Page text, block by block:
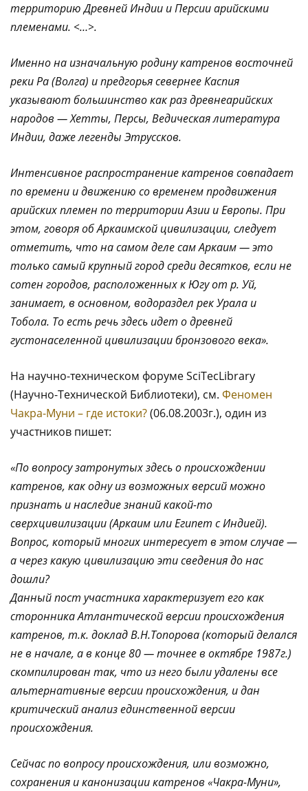
территорию Древней Индии и Персии арийскими
племенами. <…>.
Именно на изначальную родину катренов восточней
реки Ра (Волга) и предгорья севернее Каспия
указывают большинство как раз древнеарийских
народов — Хетты, Персы, Ведическая литература
Индии, даже легенды Этруссков.
Интенсивное распространение катренов совпадает
по времени и движению со временем продвижения
арийских племен по территории Азии и Европы. При
этом, говоря об Аркаимской цивилизации, следует
отметить, что на самом деле сам Аркаим — это
только самый крупный город среди десятков, если не
сотен городов, расположенных к Югу от р. Уй,
занимает, в основном, водораздел рек Урала и
Тобола. То есть речь здесь идет о древней
густонаселенной цивилизации бронзового века».
На научно-техническом форуме SciTecLibrary
(Научно-Технической Библиотеки), см. Феномен
Чакра-Муни – где истоки?(06.08.2003г.), один из
участников пишет:
«По вопросу затронутых здесь о происхождении
катренов, как одну из возможных версий можно
признать и наследие знаний какой-то
сверхцивилизации (Аркаим или Египет с Индией).
Вопрос, который многих интересует в этом случае —
а через какую цивилизацию эти сведения до нас
дошли?
Данный пост участника характеризует его как
сторонника Атлантической версии происхождения
катренов, т.к. доклад В.Н.Топорова (который делался
не в начале, а в конце 80 — точнее в октябре 1987г.)
скомпилирован так, что из него были удалены все
альтернативные версии происхождения, и дан
критический анализ единственной версии
происхождения.
Сейчас по вопросу происхождения, или возможно,
сохранения и канонизации катренов «Чакра-Муни»,